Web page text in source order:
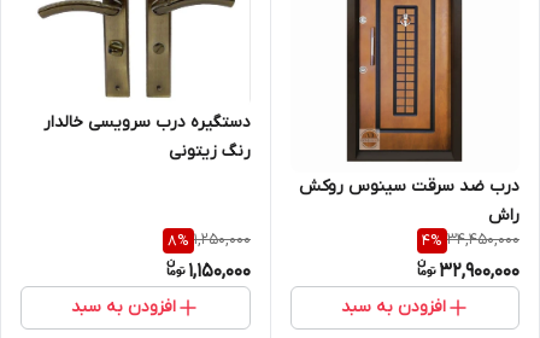
درب ضد سرقت سینوس روکش
راش
34,450,000
4%
32,900,000
افزودن به سبد
دستگیره درب سرویسی خالدار
رنگ زیتونی
1,250,000
8%
1,150,000
افزودن به سبد